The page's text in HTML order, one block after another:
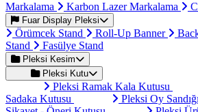
Markalama
Karbon Lazer Markalama
Fuar Display Pleksi
Örümcek Stand Roll-Up Banner
Stand
Fasülye Stand
Pleksi Kesim
Pleksi Kutu
Pleksi Ramak Kala Kutusu
Sadaka Kutusu
Pleksi Oy Sandığı